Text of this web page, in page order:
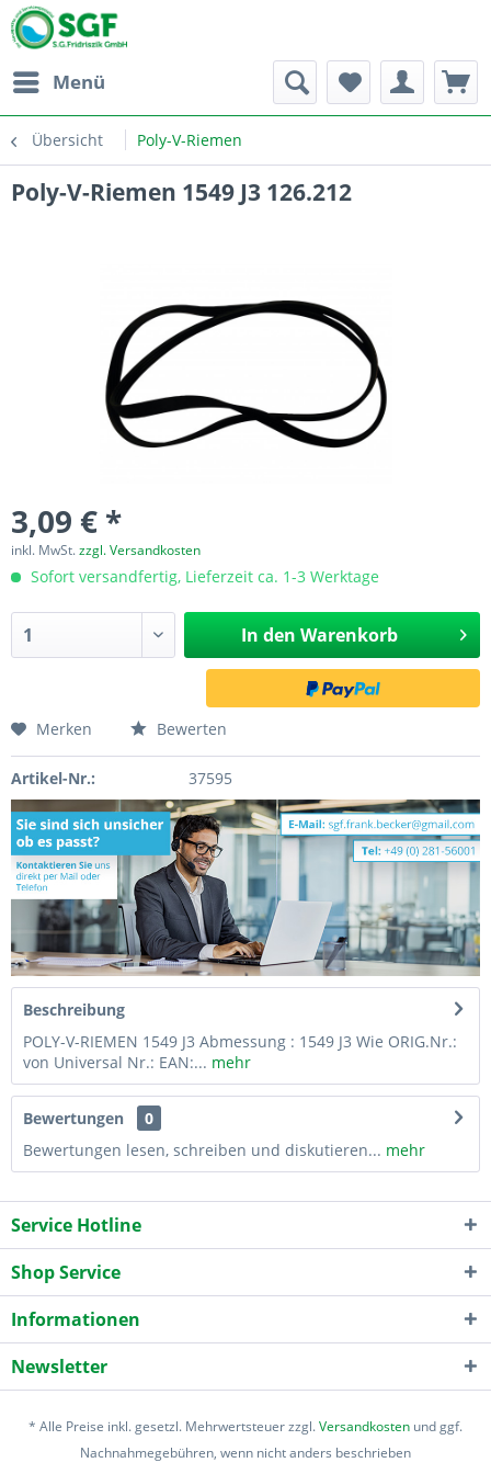
Menü
Übersicht Poly-V-Riemen
Poly-V-Riemen 1549 J3 126.212
3,09 € *
inkl. MwSt.zzgl. Versandkosten
Sofort versandfertig, Lieferzeit ca. 1-3 Werktage
In den Warenkorb
Merken Bewerten
Artikel-Nr.: 37595
Beschreibung
POLY-V-RIEMEN 1549 J3 Abmessung : 1549 J3 Wie ORIG.Nr.:
von Universal Nr.: EAN:... mehr
Bewertungen
0
Bewertungen lesen, schreiben und diskutieren... mehr
Service Hotline
Shop Service
Informationen
Newsletter
* Alle Preise inkl. gesetzl. Mehrwertsteuer zzgl.Versandkosten und ggf.
Nachnahmegebühren, wenn nicht anders beschrieben